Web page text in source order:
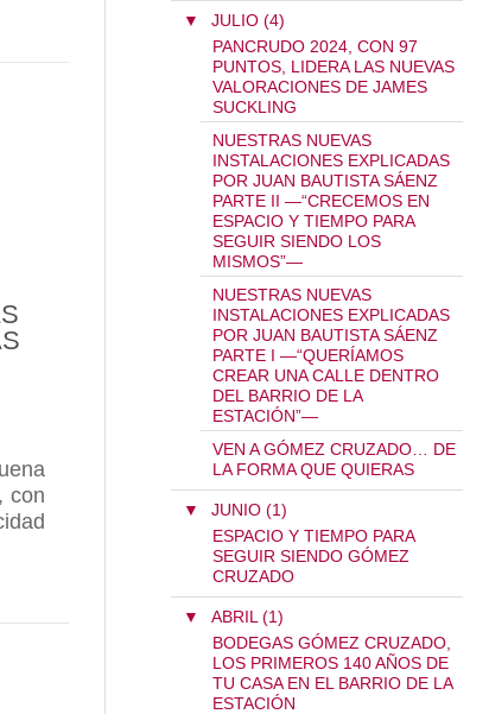
EN LA COMPETICIÓN 10X10 DE REINO
REGALA LA CATA DEL BARRIO DE LA
LA VENTA
con
CRUZADO INICIA UNA VENDIMIA
▼ JULIO (4)
PANCRUDO 2024, CON 97
PUNTOS, LIDERA LAS NUEVAS
VALORACIONES DE JAMES
SUCKLING
NUESTRAS NUEVAS
INSTALACIONES EXPLICADAS
POR JUAN BAUTISTA SÁENZ
PARTE II —“CRECEMOS EN
ESPACIO Y TIEMPO PARA
SEGUIR SIENDO LOS
MISMOS”—
NUESTRAS NUEVAS
INSTALACIONES EXPLICADAS
POR JUAN BAUTISTA SÁENZ
PARTE I —“QUERÍAMOS
CREAR UNA CALLE DENTRO
DEL BARRIO DE LA
ESTACIÓN”—
VEN A GÓMEZ CRUZADO… DE
LA FORMA QUE QUIERAS
▼ JUNIO (1)
ESPACIO Y TIEMPO PARA
SEGUIR SIENDO GÓMEZ
CRUZADO
▼ ABRIL (1)
BODEGAS GÓMEZ CRUZADO,
LOS PRIMEROS 140 AÑOS DE
TU CASA EN EL BARRIO DE LA
ESTACIÓN